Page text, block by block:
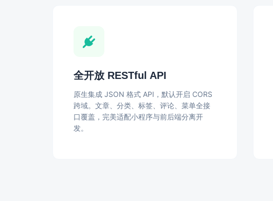
全开放 RESTful API
原生集成 JSON 格式 API，默认开启 CORS
跨域。文章、分类、标签、评论、菜单全接
口覆盖，完美适配小程序与前后端分离开
发。